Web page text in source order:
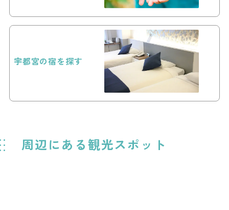
宇都宮の宿を探す
周辺にある観光スポット